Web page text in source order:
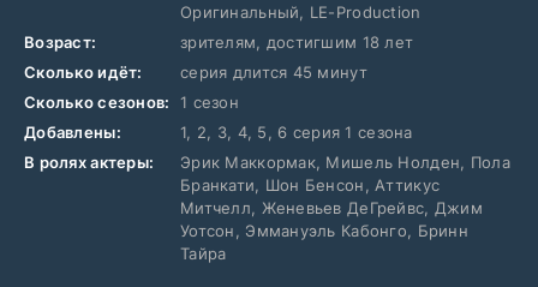
Оригинальный, LE-Production
Возраст:
зрителям, достигшим 18 лет
Сколько идёт:
серия длится 45 минут
Сколько сезонов:
1 сезон
Добавлены:
1, 2, 3, 4, 5, 6 серия 1 сезона
В ролях актеры:
Эрик Маккормак, Мишель Нолден, Пола
Бранкати, Шон Бенсон, Аттикус
Митчелл, Женевьев ДеГрейвс, Джим
Уотсон, Эммануэль Кабонго, Бринн
Тайра